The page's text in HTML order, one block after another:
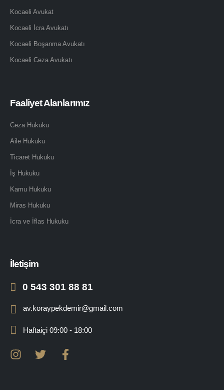
Kocaeli Avukat
Kocaeli İcra Avukatı
Kocaeli Boşanma Avukatı
Kocaeli Ceza Avukatı
Faaliyet Alanlarımız
Ceza Hukuku
Aile Hukuku
Ticaret Hukuku
İş Hukuku
Kamu Hukuku
Miras Hukuku
İcra ve İflas Hukuku
İletişim
0 543 301 88 81
av.koraypekdemir@gmail.com
Haftaiçi 09:00 - 18:00